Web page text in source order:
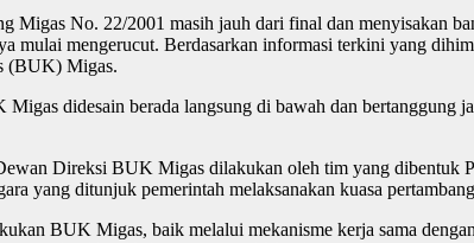
Migas No. 22/2001 masih jauh dari final dan menyisakan
mulai mengerucut. Berdasarkan informasi terkini yang
(BUK) Migas.
Migas didesain berada langsung di bawah dan
Direksi BUK Migas dilakukan oleh tim yang dibentuk
yang ditunjuk pemerintah melaksanakan kuasa
BUK Migas, baik melalui mekanisme kerja sama